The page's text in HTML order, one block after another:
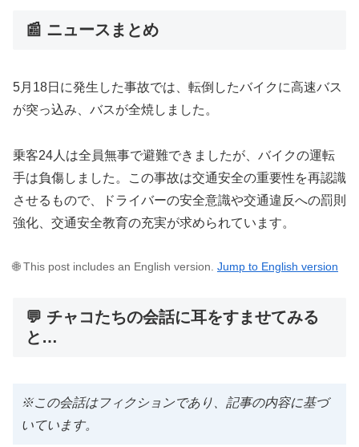
📰 ニュースまとめ
5月18日に発生した事故では、転倒したバイクに高速バス
が突っ込み、バスが全焼しました。
乗客24人は全員無事で避難できましたが、バイクの運転
手は負傷しました。この事故は交通安全の重要性を再認識
させるもので、ドライバーの安全意識や交通違反への罰則
強化、交通安全教育の充実が求められています。
🌐 This post includes an English version. Jump to English version
💬 チャコたちの会話に耳をすませてみる
と…
※この会話はフィクションであり、記事の内容に基づ
いています。